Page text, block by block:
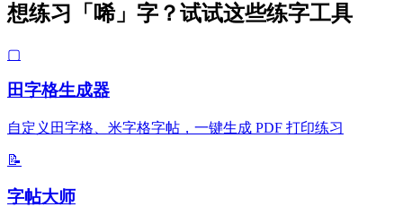
想练习「唏」字？试试这些练字工具
▢
田字格生成器
自定义田字格、米字格字帖，一键生成 PDF 打印练习
📝
字帖大师